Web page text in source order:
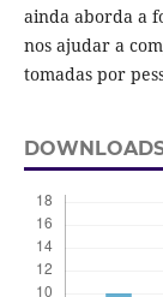
ainda aborda a
nos ajudar a
tomadas por